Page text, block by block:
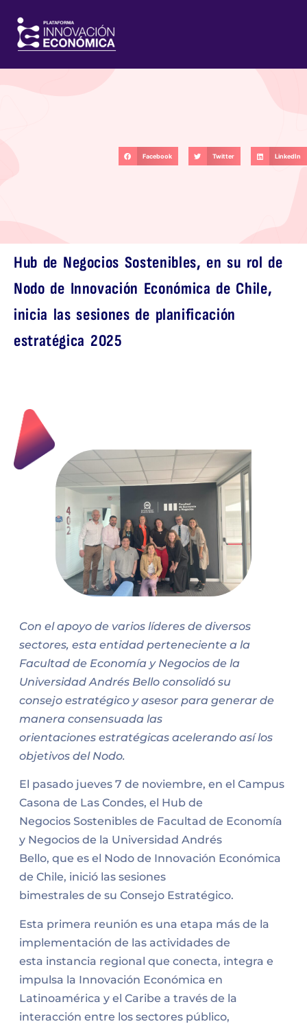
Facebook Twitter LinkedIn
Hub de Negocios Sostenibles, en su rol de
Nodo de Innovación Económica de Chile,
inicia las sesiones de planificación
estratégica 2025
Con el apoyo de varios líderes de diversos
sectores, esta entidad perteneciente a la
Facultad de Economía y Negocios de la
Universidad Andrés Bello consolidó su
consejo estratégico y asesor para generar de
manera consensuada las
orientaciones estratégicas acelerando así los
objetivos del Nodo.
El pasado jueves 7 de noviembre, en el Campus
Casona de Las Condes, el Hub de
Negocios Sostenibles de Facultad de Economía
y Negocios de la Universidad Andrés
Bello, que es el Nodo de Innovación Económica
de Chile, inició las sesiones
bimestrales de su Consejo Estratégico.
Esta primera reunión es una etapa más de la
implementación de las actividades de
esta instancia regional que conecta, integra e
impulsa la Innovación Económica en
Latinoamérica y el Caribe a través de la
interacción entre los sectores público,